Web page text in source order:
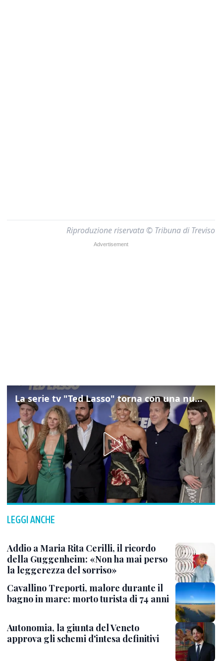
Riproduzione riservata © Tribuna di Treviso
La serie tv "Ted Lasso" torna con una nuova squadra di calcio
LEGGI ANCHE
Addio a Maria Rita Cerilli, il ricordo
della Guggenheim: «Non ha mai perso
la leggerezza del sorriso»
Cavallino Treporti, malore durante il
bagno in mare: morto turista di 74 anni
Autonomia, la giunta del Veneto
approva gli schemi d'intesa definitivi